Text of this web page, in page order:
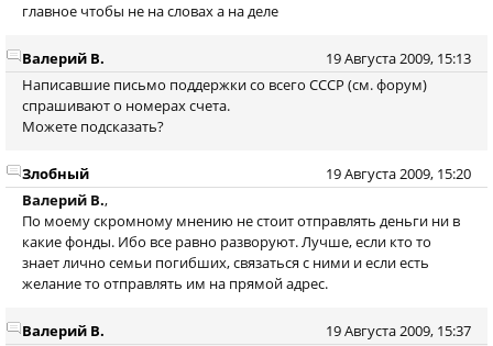
главное чтобы не на словах а на деле
19 Августа 2009, 15:13
Валерий В.
Написавшие письмо поддержки со всего СССР (см. форум)
спрашивают о номерах счета.
Можете подсказать?
19 Августа 2009, 15:20
Злобный
Валерий В.,
По моему скромному мнению не стоит отправлять деньги ни в
какие фонды. Ибо все равно разворуют. Лучше, если кто то
знает лично семьи погибших, связаться с ними и если есть
желание то отправлять им на прямой адрес.
19 Августа 2009, 15:37
Валерий В.